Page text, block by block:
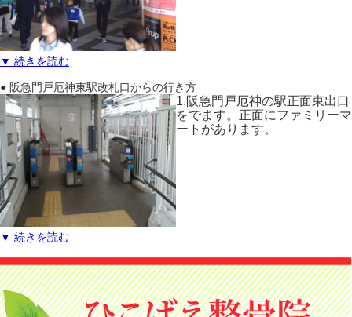
▼ 続きを読む
● 阪急門戸厄神東駅改札口からの行き方
1.阪急門戸厄神の駅正面東出口
をでます。正面にファミリーマ
ートがあります。
▼ 続きを読む